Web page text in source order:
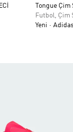
Tongue
Futbol, Çim
Yeni